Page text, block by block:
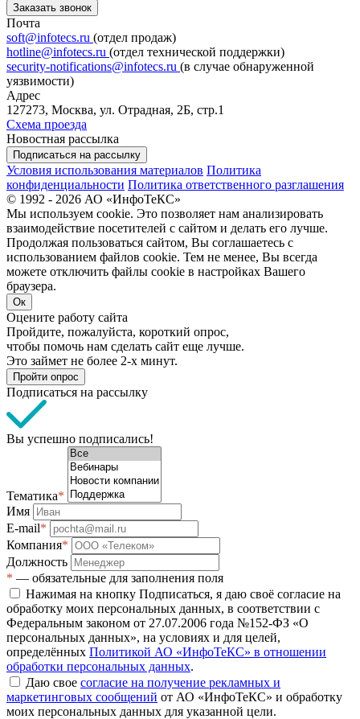
Заказать звонок
Почта
soft@infotecs.ru (отдел продаж)
hotline@infotecs.ru (отдел технической поддержки)
security-notifications@infotecs.ru (в случае обнаруженной
уязвимости)
Адрес
127273, Москва, ул. Отрадная, 2Б, стр.1
Схема проезда
Новостная рассылка
Подписаться на рассылку
Условия использования материалов Политика
конфиденциальности Политика ответственного разглашения
© 1992 - 2026 АО «ИнфоТеКС»
Мы используем cookie. Это позволяет нам анализировать
взаимодействие посетителей с сайтом и делать его лучше.
Продолжая пользоваться сайтом, Вы соглашаетесь с
использованием файлов cookie. Тем не менее, Вы всегда
можете отключить файлы cookie в настройках Вашего
браузера.
Ок
Оцените работу сайта
Пройдите, пожалуйста, короткий опрос,
чтобы помочь нам сделать сайт еще лучше.
Это займет не более 2-х минут.
Пройти опрос
Подписаться на рассылку
Вы успешно подписались!
Тематика*
Имя
E-mail*
Компания*
Должность
* — обязательные для заполнения поля
Нажимая на кнопку Подписаться, я даю своё согласие на
обработку моих персональных данных, в соответствии с
Федеральным законом от 27.07.2006 года №152-ФЗ «О
персональных данных», на условиях и для целей,
определённых Политикой АО «ИнфоТеКС» в отношении
обработки персональных данных.
Даю свое согласие на получение рекламных и
маркетинговых сообщений от АО «ИнфоТеКС» и обработку
моих персональных данных для указанной цели.